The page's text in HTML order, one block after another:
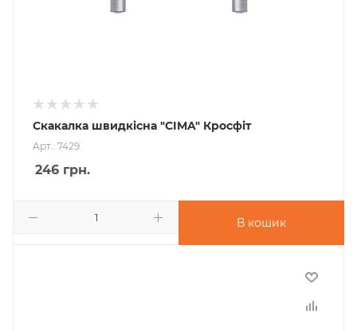
Скакалка швидкісна "CIMA" Кросфіт
Арт.: 7429
246 грн.
В кошик